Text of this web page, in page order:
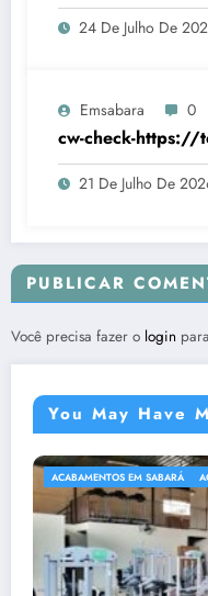
24 De Julho De
Emsabara 0
cw-check-https://
21 De Julho De
PUBLICAR
Você precisa fazer o login
You May Have
ACABAMENTOS EM SABARÁ